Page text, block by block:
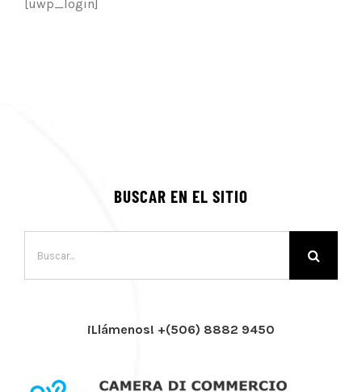
[uwp_login]
BUSCAR EN EL SITIO
¡Llámenos! +(506) 8882 9450